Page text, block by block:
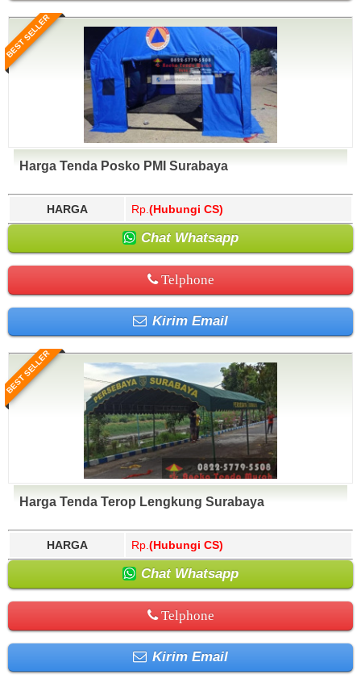
BEST SELLER
Harga Tenda Posko PMI Surabaya
HARGA Rp. (Hubungi CS)
Chat Whatsapp
Telphone
Kirim Email
BEST SELLER
Harga Tenda Terop Lengkung Surabaya
HARGA Rp. (Hubungi CS)
Chat Whatsapp
Telphone
Kirim Email